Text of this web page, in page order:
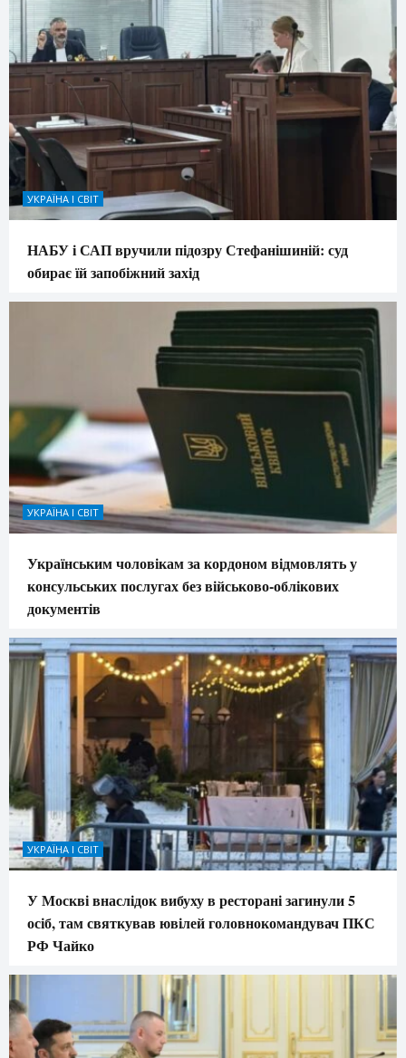
УКРАЇНА І СВІТ
НАБУ і САП вручили підозру Стефанішиній: суд
обирає їй запобіжний захід
УКРАЇНА І СВІТ
Українським чоловікам за кордоном відмовлять у
консульських послугах без військово-облікових
документів
УКРАЇНА І СВІТ
У Москві внаслідок вибуху в ресторані загинули 5
осіб, там святкував ювілей головнокомандувач ПКС
РФ Чайко